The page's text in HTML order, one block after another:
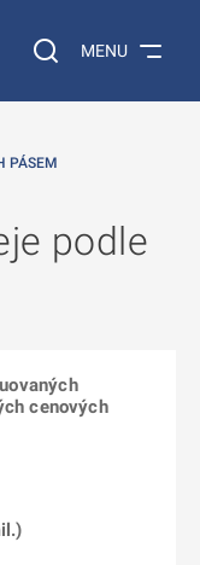
Vyhledávání na
MENU
PÁSEM
podle
cenových